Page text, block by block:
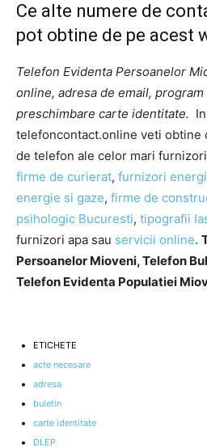
Ce alte numere de
pot obtine de pe acest
Telefon Evidenta Persoanelor
online, adresa de email,
preschimbare carte identitate.
telefoncontact.online veti obtine
de telefon ale celor mari
firme de curierat, furnizori
energie si gaze, firme de
psihologic Bucuresti, tipografii
furnizori apa sau servicii online.
Persoanelor Mioveni, Telefon
Telefon Evidenta Populatiei
ETICHETE
acte necesare
adresa
buletin
carte identitate
DLEP